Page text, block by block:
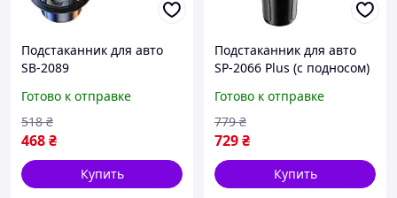
Подстаканник для авто
SB-2089
Готово к отправке
468₴
518 ₴
Купить
Подстаканник для авто
SP-2066 Plus (с подносом)
Готово к отправке
729₴
779 ₴
Купить